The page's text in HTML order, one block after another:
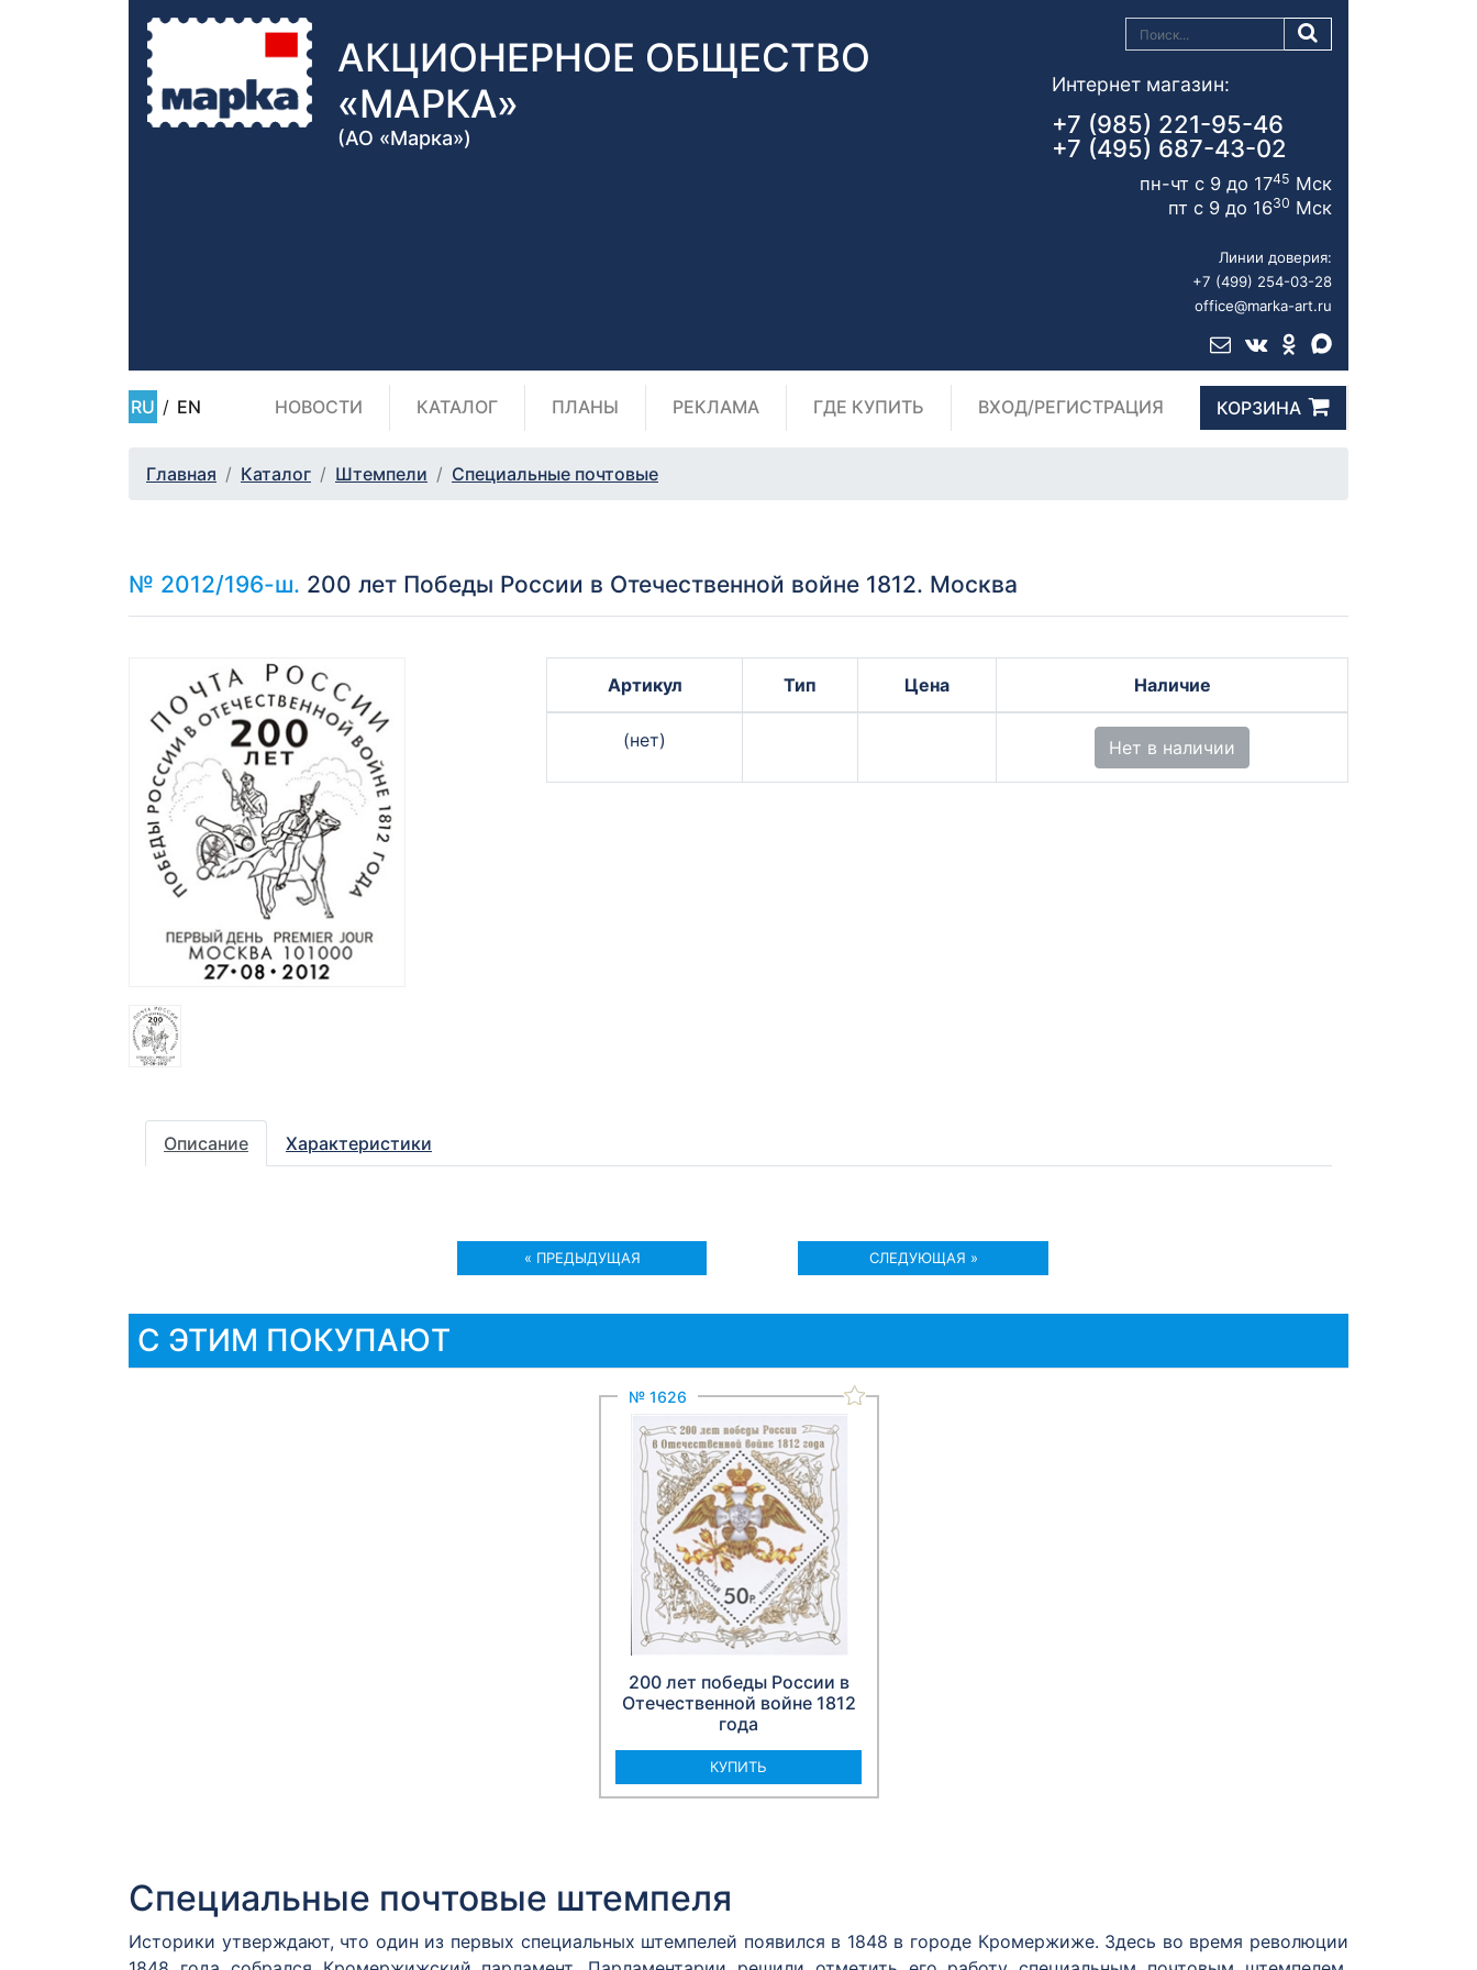
АКЦИОНЕРНОЕ ОБЩЕСТВО
«МАРКА»
(АО «Марка»)
Интернет магазин:
+7 (985) 221-95-46
+7 (495) 687-43-02
пн-чт с 9 до 1745 Мск
пт с 9 до 1630 Мск
Линии доверия:
+7 (499) 254-03-28
office@marka-art.ru
RU / EN НОВОСТИ КАТАЛОГ ПЛАНЫ РЕКЛАМА ГДЕ КУПИТЬ ВХОД/РЕГИСТРАЦИЯ КОРЗИНА
Главная Каталог Штемпели Специальные почтовые
№ 2012/196-ш. 200 лет Победы России в Отечественной войне 1812. Москва
Артикул Тип Цена Наличие
(нет) Нет в наличии
Описание Характеристики
« ПРЕДЫДУЩАЯ СЛЕДУЮЩАЯ »
С ЭТИМ ПОКУПАЮТ
№ 1626
200 лет победы России в
Отечественной войне 1812
года
КУПИТЬ
Специальные почтовые штемпеля
Историки утверждают, что один из первых специальных штемпелей появился в 1848 в городе Кромержиже. Здесь во время революции